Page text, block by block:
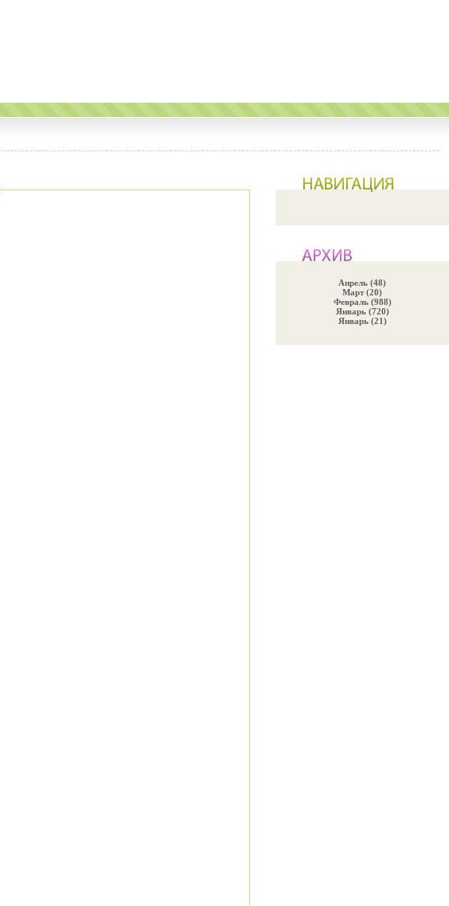
Апрель (48)
Март (20)
Февраль (988)
Январь (720)
Январь (21)